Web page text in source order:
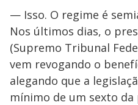
— Isso. O regime é
Nos últimos dias, o
(Supremo Tribunal
vem revogando o
alegando que a
mínimo de um sexto da